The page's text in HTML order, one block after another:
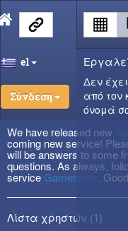
el
Σύνδεση
We have released new
coming new service!
will be answers to some
questions. As always,
service Gametactic.
Λίστα χρηστών (1)
Δεν
από τον
όνομά